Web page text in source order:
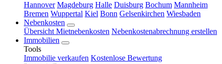
Hannover Magdeburg Halle Duisburg Bochum Mannheim
Bremen Wuppertal Kiel Bonn Gelsenkirchen Wiesbaden
Nebenkosten
Übersicht Mietnebenkosten Nebenkostenabrechnung erstellen
Immobilien
Tools
Immobilie verkaufen Kostenlose Bewertung